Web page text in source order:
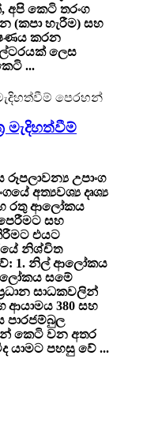
අපි කෙටි තරංග
(කපා හැරීම) සහ
කරන
​​ලෙස
...
මැදිහත්වීම්
උපාංග
අත්‍යවශ්‍ය දෘශ්‍ය
රතු ආලෝකය
සහ
එයට
නිශ්චිත
1. නිල් ආලෝකය
සමේ
සාධකවලින්
380 සහ
පාරජම්බුල
කෙටි වන අතර
පහසු වේ ...